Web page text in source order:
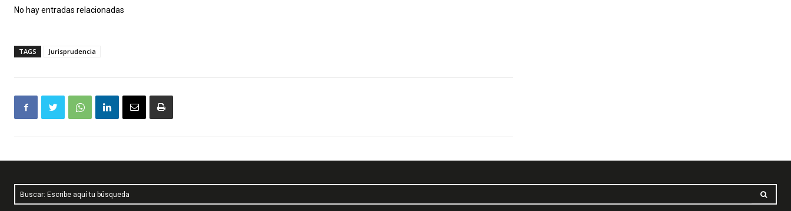
No hay entradas relacionadas
TAGS Jurisprudencia
Buscar: Escribe aquí tu búsqueda